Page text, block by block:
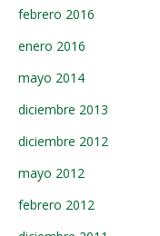
febrero 2016
enero 2016
mayo 2014
diciembre 2013
diciembre 2012
mayo 2012
febrero 2012